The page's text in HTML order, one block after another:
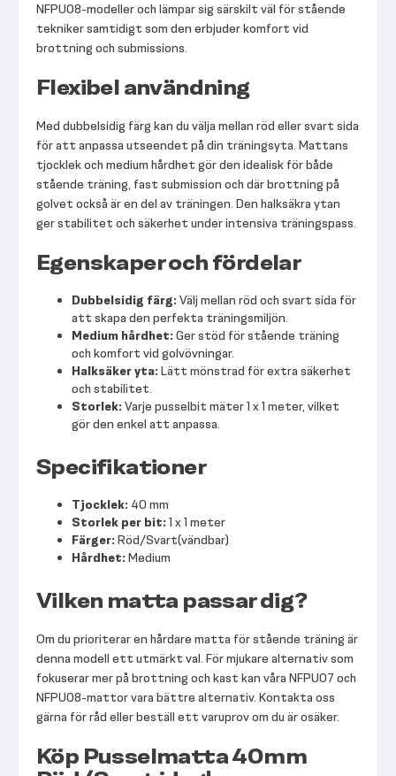
NFPU08-modeller och lämpar sig särskilt väl för stående
tekniker samtidigt som den erbjuder komfort vid
brottning och submissions.
Flexibel användning
Med dubbelsidig färg kan du välja mellan röd eller svart sida
för att anpassa utseendet på din träningsyta. Mattans
tjocklek och medium hårdhet gör den idealisk för både
stående träning, fast submission och där brottning på
golvet också är en del av träningen. Den halksäkra ytan
ger stabilitet och säkerhet under intensiva träningspass.
Egenskaper och fördelar
Dubbelsidig färg: Välj mellan röd och svart sida för
att skapa den perfekta träningsmiljön.
Medium hårdhet: Ger stöd för stående träning
och komfort vid golvövningar.
Halksäker yta: Lätt mönstrad för extra säkerhet
och stabilitet.
Storlek: Varje pusselbit mäter 1 x 1 meter, vilket
gör den enkel att anpassa.
Specifikationer
Tjocklek: 40 mm
Storlek per bit: 1 x 1 meter
Färger: Röd/Svart(vändbar)
Hårdhet: Medium
Vilken matta passar dig?
Om du prioriterar en hårdare matta för stående träning är
denna modell ett utmärkt val. För mjukare alternativ som
fokuserar mer på brottning och kast kan våra NFPU07 och
NFPU08-mattor vara bättre alternativ. Kontakta oss
gärna för råd eller beställ ett varuprov om du är osäker.
Köp Pusselmatta 40mm